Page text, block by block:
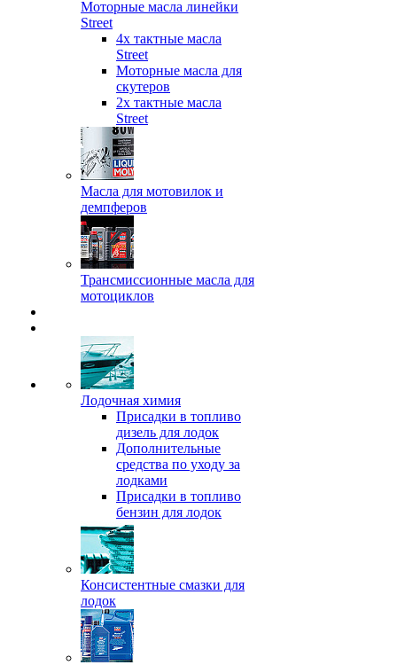
Моторные масла линейки
Street
4х тактные масла
Street
Моторные масла для
скутеров
2х тактные масла
Street
Масла для мотовилок и
демпферов
Трансмиссионные масла для
мотоциклов
Лодочная химия
Присадки в топливо
дизель для лодок
Дополнительные
средства по уходу за
лодками
Присадки в топливо
бензин для лодок
Консистентные смазки для
лодок